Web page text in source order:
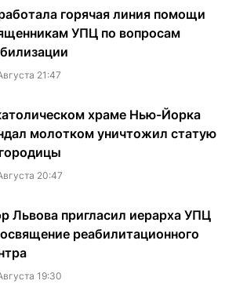
горячая линия помощи
УПЦ по вопросам
21:47
храме Нью-Йорка
молотком уничтожил статую
20:47
Львова пригласил иерарха УПЦ
реабилитационного
19:30